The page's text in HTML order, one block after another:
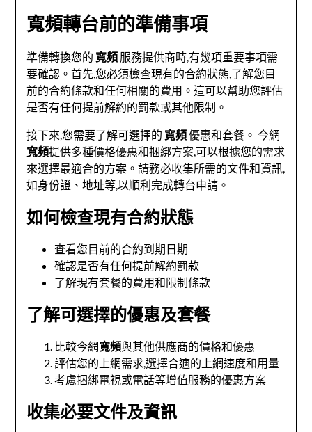
寬頻轉台前的準備事項
準備轉換您的 寬頻 服務提供商時,有幾項重要事項需
要確認。首先,您必須檢查現有的合約狀態,了解您目
前的合約條款和任何相關的費用。這可以幫助您評估
是否有任何提前解約的罰款或其他限制。
接下來,您需要了解可選擇的 寬頻優惠和套餐。 今網
寬頻提供多種價格優惠和捆綁方案,可以根據您的需求
來選擇最適合的方案。請務必收集所需的文件和資訊,
如身份證、地址等,以順利完成轉台申請。
如何檢查現有合約狀態
查看您目前的合約到期日期
確認是否有任何提前解約罰款
了解現有套餐的費用和限制條款
了解可選擇的優惠及套餐
比較今網寬頻與其他供應商的價格和優惠
評估您的上網需求,選擇合適的上網速度和用量
考慮捆綁電視或電話等增值服務的優惠方案
收集必要文件及資訊